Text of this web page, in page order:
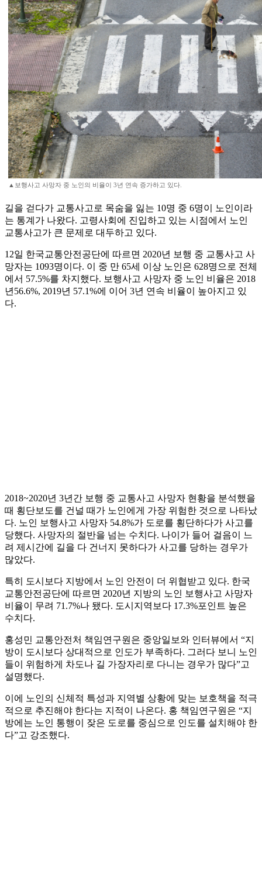
▲보행사고 사망자 중 노인의 비율이 3년 연속 증가하고 있다.
길을 걷다가 교통사고로 목숨을 잃는 10명 중 6명이 노인이라
는 통계가 나왔다. 고령사회에 진입하고 있는 시점에서 노인
교통사고가 큰 문제로 대두하고 있다.
12일 한국교통안전공단에 따르면 2020년 보행 중 교통사고 사
망자는 1093명이다. 이 중 만 65세 이상 노인은 628명으로 전체
에서 57.5%를 차지했다. 보행사고 사망자 중 노인 비율은 2018
년56.6%, 2019년 57.1%에 이어 3년 연속 비율이 높아지고 있
다.
2018~2020년 3년간 보행 중 교통사고 사망자 현황을 분석했을
때 횡단보도를 건널 때가 노인에게 가장 위험한 것으로 나타났
다. 노인 보행사고 사망자 54.8%가 도로를 횡단하다가 사고를
당했다. 사망자의 절반을 넘는 수치다. 나이가 들어 걸음이 느
려 제시간에 길을 다 건너지 못하다가 사고를 당하는 경우가
많았다.
특히 도시보다 지방에서 노인 안전이 더 위협받고 있다. 한국
교통안전공단에 따르면 2020년 지방의 노인 보행사고 사망자
비율이 무려 71.7%나 됐다. 도시지역보다 17.3%포인트 높은
수치다.
홍성민 교통안전처 책임연구원은 중앙일보와 인터뷰에서 “지
방이 도시보다 상대적으로 인도가 부족하다. 그러다 보니 노인
들이 위험하게 차도나 길 가장자리로 다니는 경우가 많다”고
설명했다.
이에 노인의 신체적 특성과 지역별 상황에 맞는 보호책을 적극
적으로 추진해야 한다는 지적이 나온다. 홍 책임연구원은 “지
방에는 노인 통행이 잦은 도로를 중심으로 인도를 설치해야 한
다”고 강조했다.